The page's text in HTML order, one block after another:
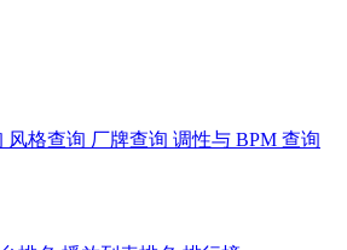
风格查询 厂牌查询 调性与 BPM 查询